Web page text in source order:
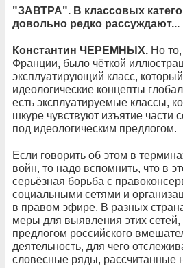
"ЗАВТРА". В классовых
довольно редко рассуждают...
Константин ЧЕРЕМНЫХ. Но
Франции, было чёткой
эксплуатирующий класс,
идеологические концепты
есть эксплуатируемые классы,
шкуре чувствуют изъятие части
под идеологическим предлогом.
Если говорить об этом в
войн, то надо вспомнить, что в
серьёзная борьба с
социальными сетями и
в правом эфире. В разных
меры для выявления этих
предлогом российского
деятельность, для чего
словесные ряды, рассчитанные